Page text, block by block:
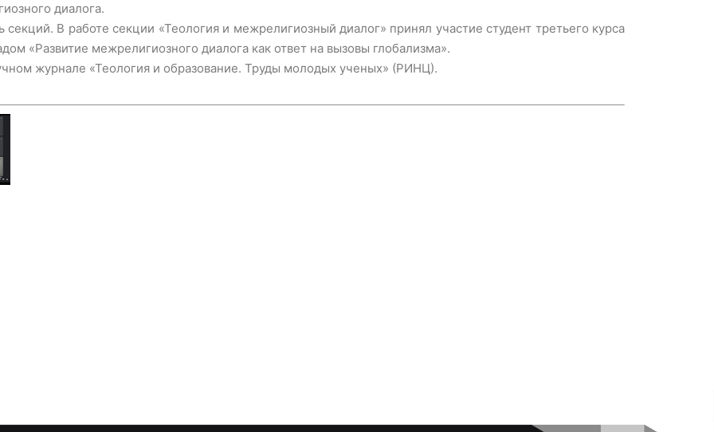
диалога.
В работе секции «Теология и межрелигиозный диалог» принял участие студент третьего курса
«Развитие межрелигиозного диалога как ответ на вызовы глобализма».
журнале «Теология и образование. Труды молодых ученых» (РИНЦ).